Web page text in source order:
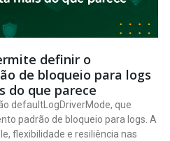
definir o
de bloqueio para logs
do que parece
defaultLogDriverMode, que
padrão de bloqueio para logs. A
flexibilidade e resiliência nas